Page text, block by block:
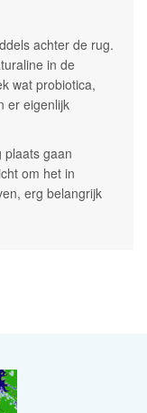
achter de rug.
in de
wat probiotica,
er eigenlijk
plaats gaan
om het in
erg belangrijk